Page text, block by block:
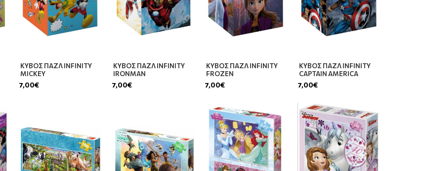
ΚΥΒΟΣ ΠΑΖΛ INFINITY
MICKEY
7,00€
ΚΥΒΟΣ ΠΑΖΛ INFINITY
IRONMAN
7,00€
ΚΥΒΟΣ ΠΑΖΛ INFINITY
FROZEN
7,00€
ΚΥΒΟΣ ΠΑΖΛ INFINITY
CAPTAIN AMERICA
7,00€